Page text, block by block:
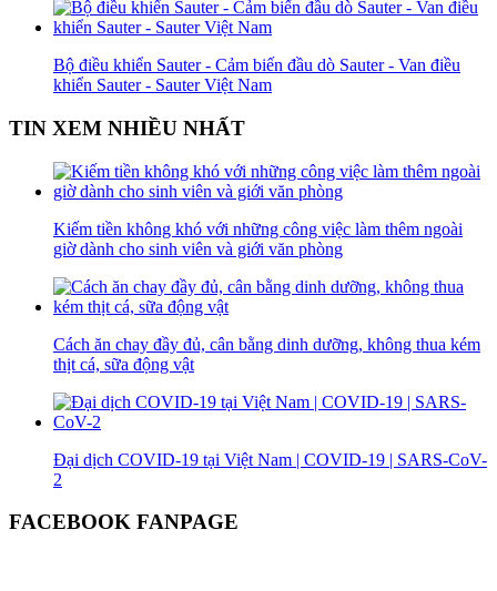
Bộ điều khiển Sauter - Cảm biến đầu dò Sauter - Van điều
khiển Sauter - Sauter Việt Nam
TIN XEM NHIỀU NHẤT
Kiếm tiền không khó với những công việc làm thêm ngoài
giờ dành cho sinh viên và giới văn phòng
Cách ăn chay đầy đủ, cân bằng dinh dưỡng, không thua kém
thịt cá, sữa động vật
Đại dịch COVID-19 tại Việt Nam | COVID-19 | SARS-CoV-
2
FACEBOOK FANPAGE